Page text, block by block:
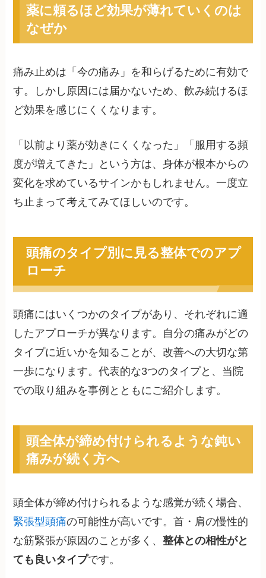
薬に頼るほど効果が薄れていくのは
なぜか
痛み止めは「今の痛み」を和らげるために有効で
す。しかし原因には届かないため、飲み続けるほ
ど効果を感じにくくなります。
「以前より薬が効きにくくなった」「服用する頻
度が増えてきた」という方は、身体が根本からの
変化を求めているサインかもしれません。一度立
ち止まって考えてみてほしいのです。
頭痛のタイプ別に見る整体でのアプ
ローチ
頭痛にはいくつかのタイプがあり、それぞれに適
したアプローチが異なります。自分の痛みがどの
タイプに近いかを知ることが、改善への大切な第
一歩になります。代表的な3つのタイプと、当院
での取り組みを事例とともにご紹介します。
頭全体が締め付けられるような鈍い
痛みが続く方へ
頭全体が締め付けられるような感覚が続く場合、
緊張型頭痛の可能性が高いです。首・肩の慢性的
な筋緊張が原因のことが多く、整体との相性がと
ても良いタイプです。